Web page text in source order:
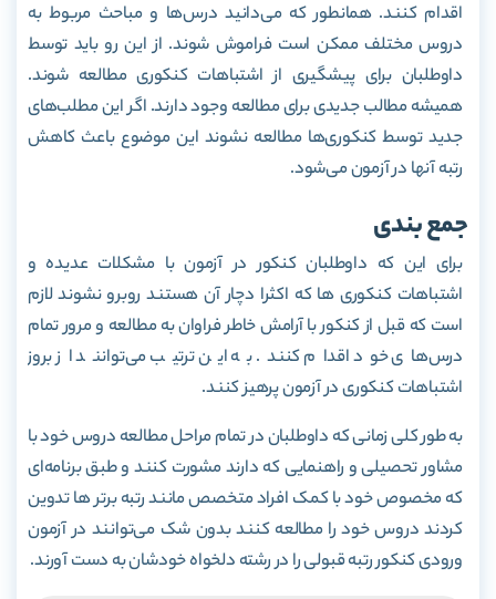
اقدام کنند. همانطور که می‌دانید درس‌ها و مباحث مربوط به
دروس مختلف ممکن است فراموش شوند. از این رو باید توسط
داوطلبان برای پیشگیری از اشتباهات کنکوری مطالعه شوند.
همیشه مطالب جدیدی برای مطالعه وجود دارند. اگر این مطلب‌های
جدید توسط کنکوری‌ها مطالعه نشوند این موضوع باعث کاهش
رتبه آنها در آزمون می‌شود.
جمع بندی
برای این که داوطلبان کنکور در آزمون با مشکلات عدیده و
اشتباهات کنکوری ها که اکثرا دچار آن هستند روبرو نشوند لازم
است که قبل از کنکور با آرامش خاطر فراوان به مطالعه و مرور تمام
درس‌های خود اقدام کنند. به این ترتیب می‌توانند از بروز
اشتباهات کنکوری در آزمون پرهیز کنند.
به طور کلی زمانی که داوطلبان در تمام مراحل مطالعه دروس خود با
مشاور تحصیلی و راهنمایی که دارند مشورت کنند و طبق برنامه‌ای
که مخصوص خود با کمک افراد متخصص مانند رتبه برتر ها تدوین
کردند دروس خود را مطالعه کنند بدون شک می‌توانند در آزمون
ورودی کنکور رتبه قبولی را در رشته دلخواه خودشان به دست آورند.